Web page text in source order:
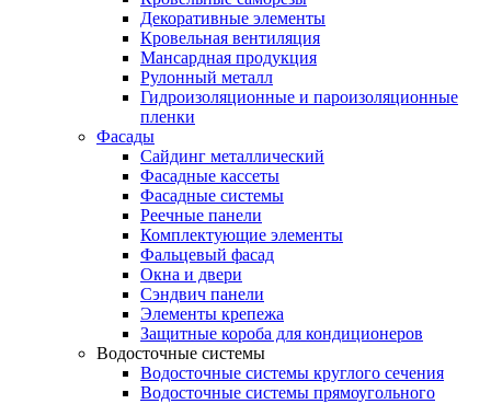
Декоративные элементы
Кровельная вентиляция
Мансардная продукция
Рулонный металл
Гидроизоляционные и пароизоляционные
пленки
Фасады
Сайдинг металлический
Фасадные кассеты
Фасадные системы
Реечные панели
Комплектующие элементы
Фальцевый фасад
Окна и двери
Сэндвич панели
Элементы крепежа
Защитные короба для кондиционеров
Водосточные системы
Водосточные системы круглого сечения
Водосточные системы прямоугольного